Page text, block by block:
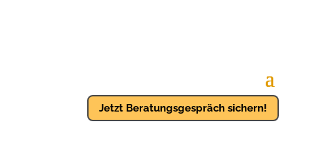
Jetzt Beratungsgespräch sichern!